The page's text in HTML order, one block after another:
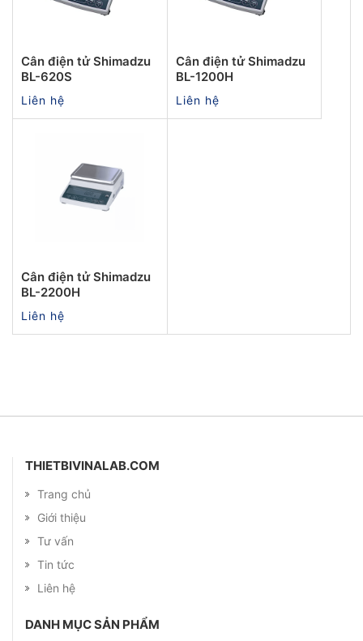
Cân điện tử Shimadzu
BL-620S
Liên hệ
Cân điện tử Shimadzu
BL-1200H
Liên hệ
Cân điện tử Shimadzu
BL-2200H
Liên hệ
THIETBIVINALAB.COM
Trang chủ
Giới thiệu
Tư vấn
Tin tức
Liên hệ
DANH MỤC SẢN PHẨM